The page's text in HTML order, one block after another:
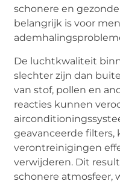
schonere en
belangrijk is voor
De luchtkwaliteit
slechter zijn dan
van stof, pollen en
reacties kunnen
geavanceerde filters,
verontreinigingen
verwijderen. Dit
schonere atmosfeer,